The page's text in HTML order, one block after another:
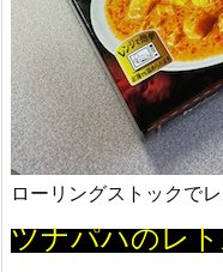
ローリングストックで
ツナパハのレ